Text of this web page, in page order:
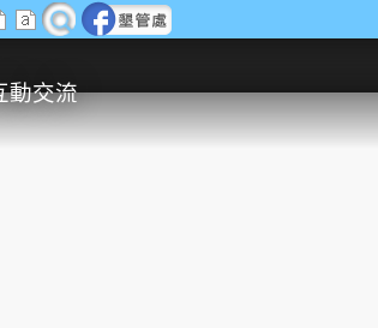
動交流